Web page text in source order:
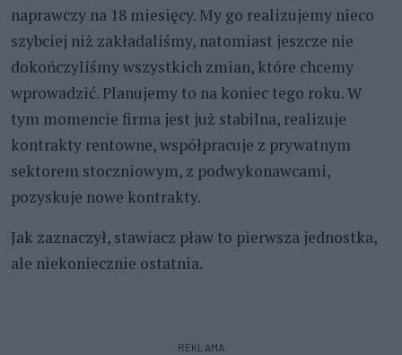
naprawczy na 18 miesięcy. My go realizujemy nieco
szybciej niż zakładaliśmy, natomiast jeszcze nie
dokończyliśmy wszystkich zmian, które chcemy
wprowadzić. Planujemy to na koniec tego roku. W
tym momencie firma jest już stabilna, realizuje
kontrakty rentowne, współpracuje z prywatnym
sektorem stoczniowym, z podwykonawcami,
pozyskuje nowe kontrakty.
Jak zaznaczył, stawiacz pław to pierwsza jednostka,
ale niekoniecznie ostatnia.
REKLAMA